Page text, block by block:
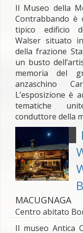
Il Museo della
Contrabbando è
tipico edificio
Walser situato
della frazione
un busto
memoria del
anzaschino
L’esposizione è
tematiche
conduttore della
MACUGNAGA
Centro abitato
Il museo Antica